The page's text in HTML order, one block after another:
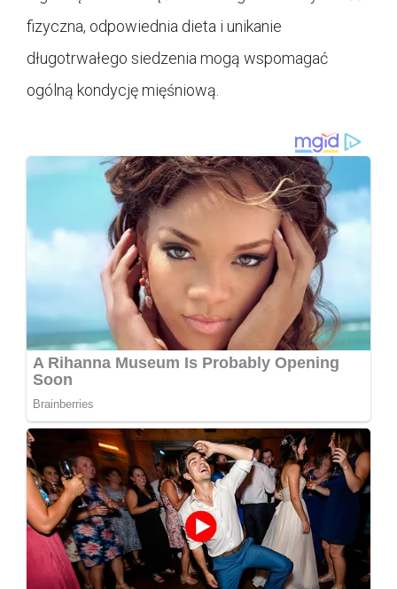
fizyczna, odpowiednia dieta i unikanie
długotrwałego siedzenia mogą wspomagać
ogólną kondycję mięśniową.